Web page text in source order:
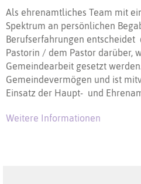
Als ehrenamtliches Team mit
Spektrum an persönlichen
Berufserfahrungen entscheidet
Pastorin / dem Pastor darüber,
Gemeindearbeit gesetzt
Gemeindevermögen und ist
Einsatz der Haupt- und
Weitere Informationen